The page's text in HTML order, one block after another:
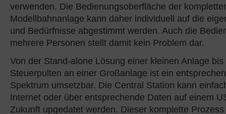
verwenden. Die Bedienungsoberfläche der
Modellbahnanlage kann daher individuell auf die
und Bedürfnisse abgestimmt werden. Auch die
mehrere Personen stellt damit kein Problem dar.
Von der Stand-alone Lösung einer kleinen Anlage
Steuerpulten an einer Großanlage ist ein
Spektrum umsetzbar. Die Central Station kann
Internet oder über entsprechende Daten auf einem
Zukunft upgedatet werden. Dieser komplette